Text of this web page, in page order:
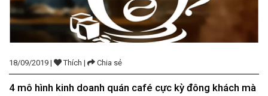
18/09/2019 | Thích | Chia sẻ
4 mô hình kinh doanh quán café cực kỳ đông khách mà